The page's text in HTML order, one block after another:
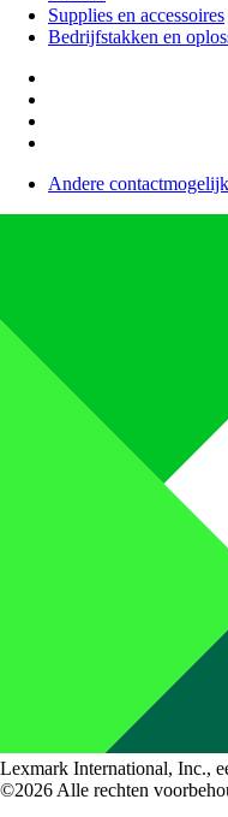
Supplies en accessoires
Bedrijfstakken en
Andere
Lexmark International, Inc.,
©2026 Alle rechten